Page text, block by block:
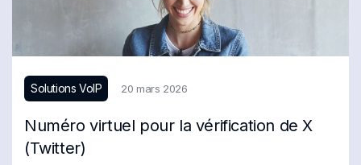
Solutions VoIP 20 mars 2026
Numéro virtuel pour la vérification de X
(Twitter)